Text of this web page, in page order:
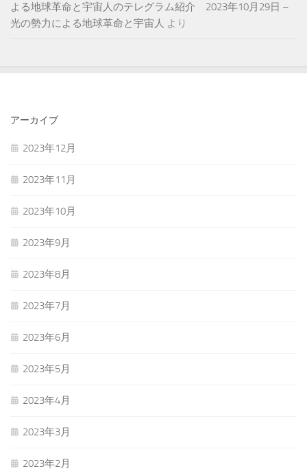
よる地球革命と宇宙人のテレグラム紹介 2023年10月29日 –
光の勢力による地球革命と宇宙人 より
アーカイブ
2023年12月
2023年11月
2023年10月
2023年9月
2023年8月
2023年7月
2023年6月
2023年5月
2023年4月
2023年3月
2023年2月